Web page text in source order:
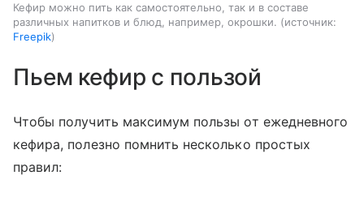
Кефир можно пить как самостоятельно, так и в составе
различных напитков и блюд, например, окрошки.
источник:
Freepik
Пьем кефир с пользой
Чтобы получить максимум пользы от ежедневного
кефира, полезно помнить несколько простых
правил: